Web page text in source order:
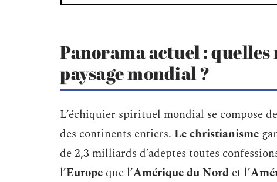
Panorama actuel :
paysage mondial ?
L’échiquier spirituel mondial se compose
des continents entiers. Le christianisme
de 2,3 milliards d’adeptes toutes
l’Europe que l’Amérique du Nord et l’